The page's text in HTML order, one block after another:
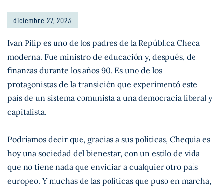
diciembre 27, 2023
Ivan Pilip es uno de los padres de la República Checa
moderna. Fue ministro de educación y, después, de
finanzas durante los años 90. Es uno de los
protagonistas de la transición que experimentó este
país de un sistema comunista a una democracia liberal y
capitalista.
Podríamos decir que, gracias a sus políticas, Chequia es
hoy una sociedad del bienestar, con un estilo de vida
que no tiene nada que envidiar a cualquier otro país
europeo. Y muchas de las políticas que puso en marcha,